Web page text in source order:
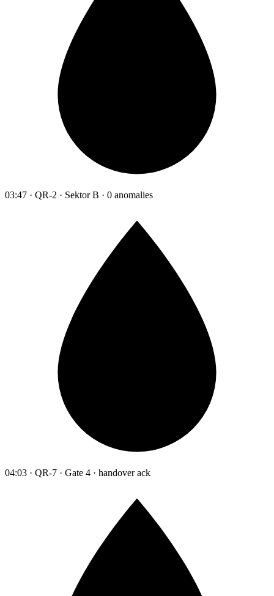
03:47 · QR-2 · Sektor B · 0 anomalies
04:03 · QR-7 · Gate 4 · handover ack